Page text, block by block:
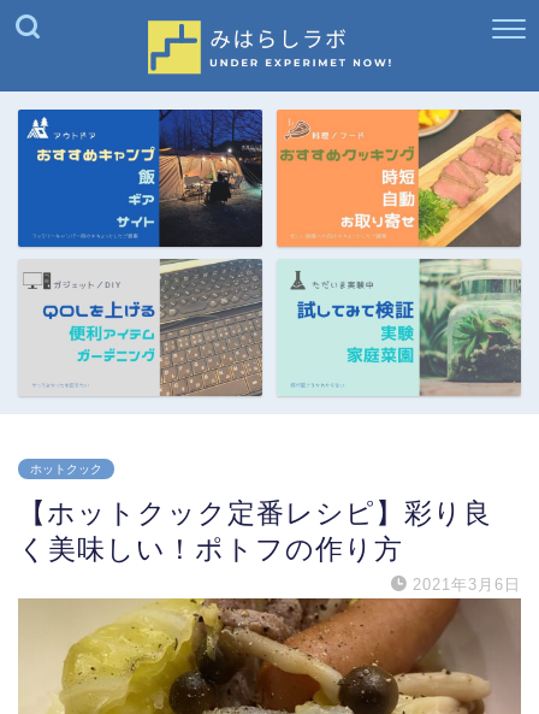
ホットクック
【ホットクック定番レシピ】彩り良
く美味しい！ポトフの作り方
2021年3月6日